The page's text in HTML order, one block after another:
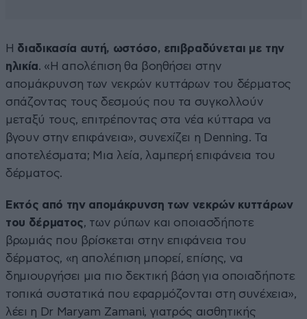
Η διαδικασία αυτή, ωστόσο, επιβραδύνεται με την
ηλικία. «Η απολέπιση θα βοηθήσει στην
απομάκρυνση των νεκρών κυττάρων του δέρματος
σπάζοντας τους δεσμούς που τα συγκολλούν
μεταξύ τους, επιτρέποντας στα νέα κύτταρα να
βγουν στην επιφάνεια», συνεχίζει η Denning. Τα
αποτελέσματα; Μια λεία, λαμπερή επιφάνεια του
δέρματος.
Εκτός από την απομάκρυνση των νεκρών κυττάρων
του δέρματος, των ρύπων και οποιασδήποτε
βρωμιάς που βρίσκεται στην επιφάνεια του
δέρματος, «η απολέπιση μπορεί, επίσης, να
δημιουργήσει μια πιο δεκτική βάση για οποιαδήποτε
τοπικά συστατικά που εφαρμόζονται στη συνέχεια»,
λέει η Dr Maryam Zamani, γιατρός αισθητικής